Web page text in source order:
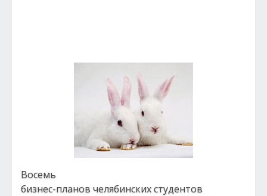
Восемь
бизнес-планов челябинских студентов